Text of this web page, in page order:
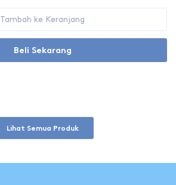
Tambah ke Keranjang
Beli Sekarang
Lihat Semua Produk